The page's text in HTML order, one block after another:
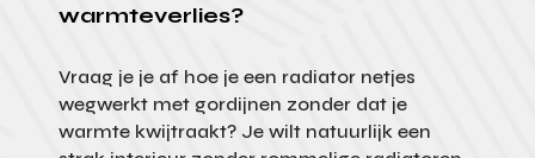
warmteverlies?
Vraag je je af hoe je een radiator netjes
wegwerkt met gordijnen zonder dat je
warmte kwijtraakt? Je wilt natuurlijk een